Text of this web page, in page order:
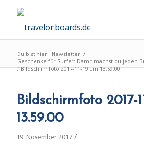
Du bist hier: Newsletter /
Geschenke für Surfer: Damit machst du jeden
/ Bildschirmfoto 2017-11-19 um 13.59.00
Bildschirmfoto 2017-
13.59.00
19. November 2017 /